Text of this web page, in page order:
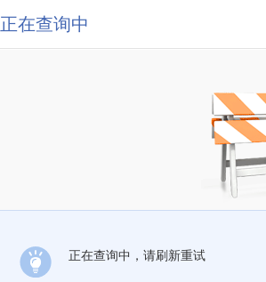
正在查询中
正在查询中，请刷新重试